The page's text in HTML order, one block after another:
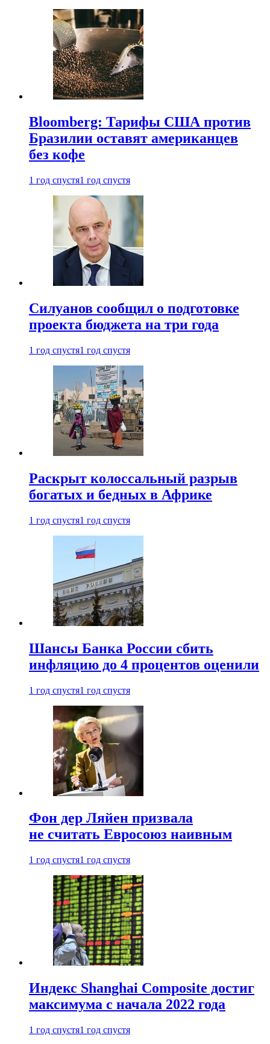
Bloomberg: Тарифы США против
Бразилии оставят американцев
без кофе
1 год спустя1 год спустя
Силуанов сообщил о подготовке
проекта бюджета на три года
1 год спустя1 год спустя
Раскрыт колоссальный разрыв
богатых и бедных в Африке
1 год спустя1 год спустя
Шансы Банка России сбить
инфляцию до 4 процентов оценили
1 год спустя1 год спустя
Фон дер Ляйен призвала
не считать Евросоюз наивным
1 год спустя1 год спустя
Индекс Shanghai Composite достиг
максимума с начала 2022 года
1 год спустя1 год спустя